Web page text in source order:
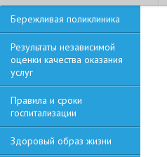
Бережливая поликлиника
Результаты независимой
оценки качества оказания
услуг
Правила и сроки
госпитализации
Здоровый образ жизни